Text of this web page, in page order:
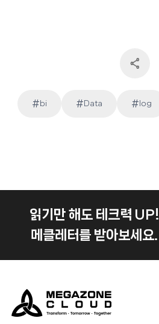
Post
# bi # Data # log
읽기만 해도 테크력 UP!
메클레터를 받아보세요.